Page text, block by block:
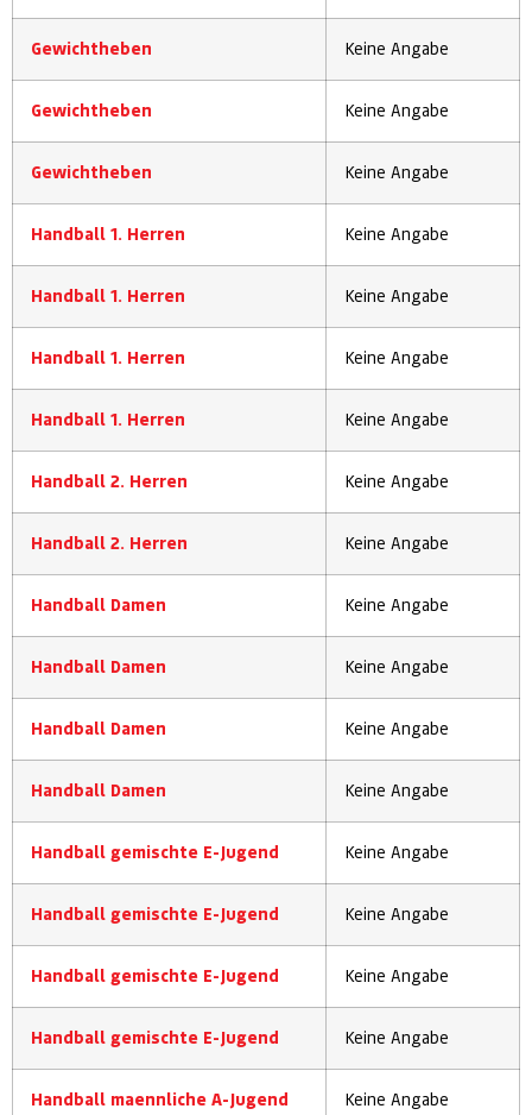
Gewichtheben Keine Angabe
Gewichtheben Keine Angabe
Gewichtheben Keine Angabe
Handball 1. Herren Keine Angabe
Handball 1. Herren Keine Angabe
Handball 1. Herren Keine Angabe
Handball 1. Herren Keine Angabe
Handball 2. Herren Keine Angabe
Handball 2. Herren Keine Angabe
Handball Damen Keine Angabe
Handball Damen Keine Angabe
Handball Damen Keine Angabe
Handball Damen Keine Angabe
Handball gemischte E-Jugend Keine Angabe
Handball gemischte E-Jugend Keine Angabe
Handball gemischte E-Jugend Keine Angabe
Handball gemischte E-Jugend Keine Angabe
Handball maennliche A-Jugend Keine Angabe